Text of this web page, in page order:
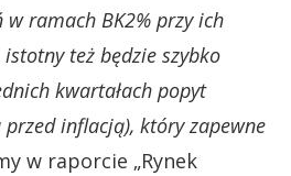
ramach BK2% przy ich
też będzie szybko
kwartałach popyt
inflacją), który zapewne
w raporcie „Rynek